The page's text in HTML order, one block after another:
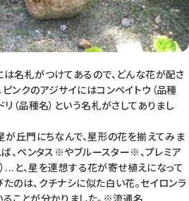
は名札がつけてあるので、どんな花が配さ
ンクのアジサイにはコンペイトウ（品種
リ（品種名）という名札がさしてありまし
が丘門にちなんで、星形の花を揃えてみま
ば、ペンタス※やブルースター※、プレミア
...と、星を連想する花が寄せ植えになって
のは、クチナシに似た白い花。セイロンラ
ことが分かりました。※流通名